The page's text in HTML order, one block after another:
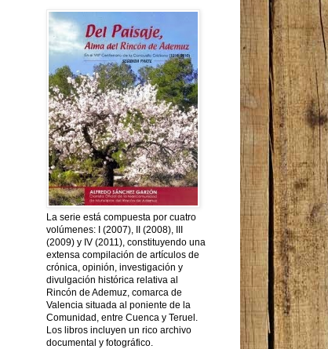
La serie está compuesta por cuatro
volúmenes: I (2007), II (2008), III
(2009) y IV (2011), constituyendo una
extensa compilación de artículos de
crónica, opinión, investigación y
divulgación histórica relativa al
Rincón de Ademuz, comarca de
Valencia situada al poniente de la
Comunidad, entre Cuenca y Teruel.
Los libros incluyen un rico archivo
documental y fotográfico.